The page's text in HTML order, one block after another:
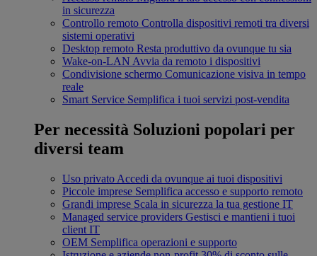
in sicurezza
Controllo remoto Controlla dispositivi remoti tra diversi
sistemi operativi
Desktop remoto Resta produttivo da ovunque tu sia
Wake-on-LAN Avvia da remoto i dispositivi
Condivisione schermo Comunicazione visiva in tempo
reale
Smart Service Semplifica i tuoi servizi post-vendita
Per necessità Soluzioni popolari per
diversi team
Uso privato Accedi da ovunque ai tuoi dispositivi
Piccole imprese Semplifica accesso e supporto remoto
Grandi imprese Scala in sicurezza la tua gestione IT
Managed service providers Gestisci e mantieni i tuoi
client IT
OEM Semplifica operazioni e supporto